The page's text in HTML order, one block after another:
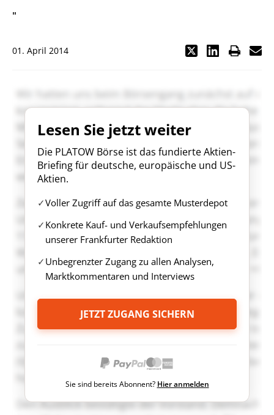
"
01. April 2014
Lesen Sie jetzt weiter
Die PLATOW Börse ist das fundierte Aktien-
Briefing für deutsche, europäische und US-
Aktien.
Voller Zugriff auf das gesamte Musterdepot
Konkrete Kauf- und Verkaufsempfehlungen
unserer Frankfurter Redaktion
Unbegrenzter Zugang zu allen Analysen,
Marktkommentaren und Interviews
JETZT ZUGANG SICHERN
Sie sind bereits Abonnent? Hier anmelden